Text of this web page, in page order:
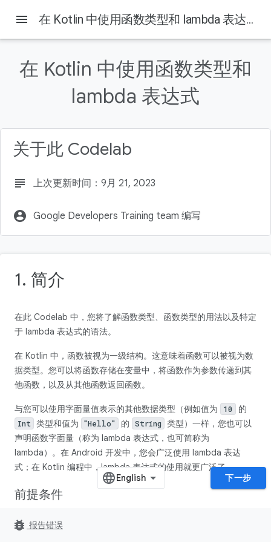
本页内容
2. 观看配套代码演示视频（可选）
menu 在 Kotlin 中使用函数类型和 lambda 表达式
在 Kotlin 中使用函数类型和
lambda 表达式
关于此 Codelab
subject 上次更新时间：9月 21, 2023
account_circle Google Developers Training team 编写
1. 简介
在此 Codelab 中，您将了解函数类型、函数类型的用法以及特定
于 lambda 表达式的语法。
在 Kotlin 中，函数被视为一级结构。这意味着函数可以被视为数
据类型。您可以将函数存储在变量中，将函数作为参数传递到其
他函数，以及从其他函数返回函数。
与您可以使用字面量值表示的其他数据类型（例如值为 10 的
Int 类型和值为 "Hello" 的 String 类型）一样，您也可以
声明函数字面量（称为 lambda 表达式，也可简称为
lambda）。在 Android 开发中，您会广泛使用 lambda 表达
式；在 Kotlin 编程中，lambda 表达式的使用就更广泛了。
前提条件
性
下一步
bug_report 报告错误